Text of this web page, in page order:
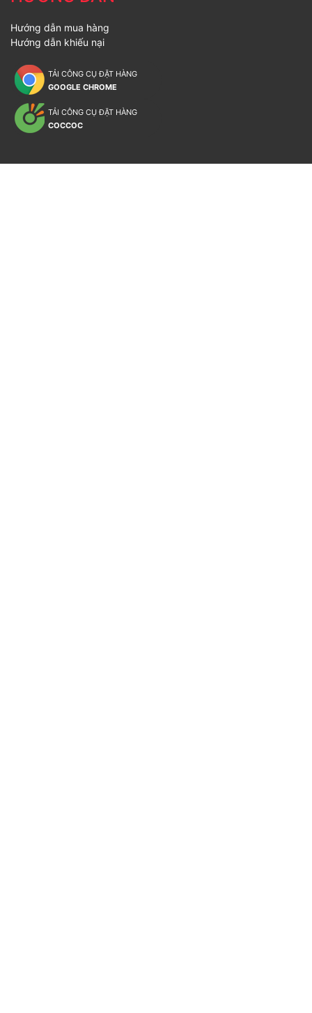
Hướng dẫn mua hàng
Hướng dẫn khiếu nại
TẢI CÔNG CỤ ĐẶT HÀNG
GOOGLE CHROME
TẢI CÔNG CỤ ĐẶT HÀNG
COCCOC